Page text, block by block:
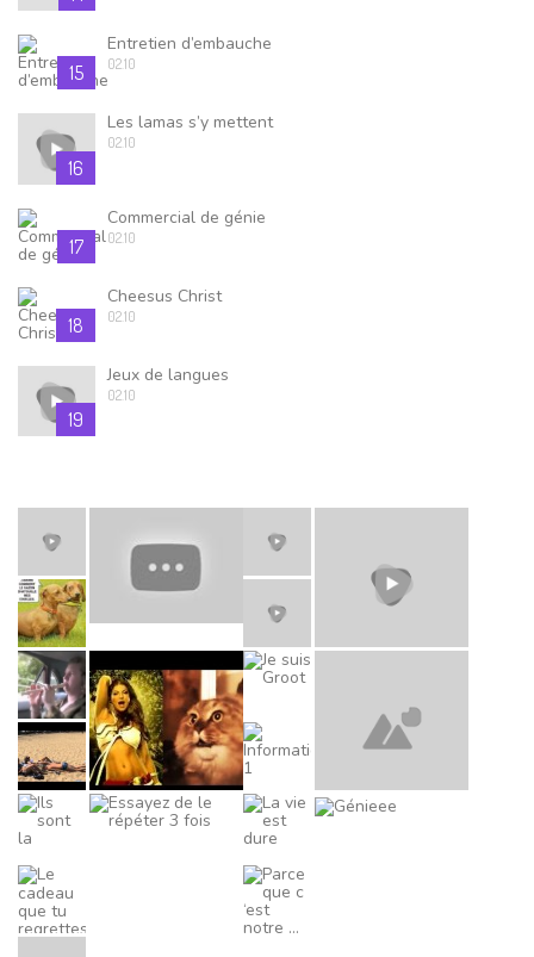
15
Entretien d’embauche
02.10
16
Les lamas s’y mettent
02.10
17
Commercial de génie
02.10
18
Cheesus Christ
02.10
19
Jeux de langues
02.10